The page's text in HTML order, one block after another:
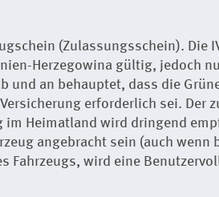
(Zulassungsschein). Die
Herzegowina gültig, jedoch
und an behauptet, dass die
erforderlich sei. Der
Heimatland wird dringend
angebracht sein (auch wenn
Fahrzeugs, wird eine